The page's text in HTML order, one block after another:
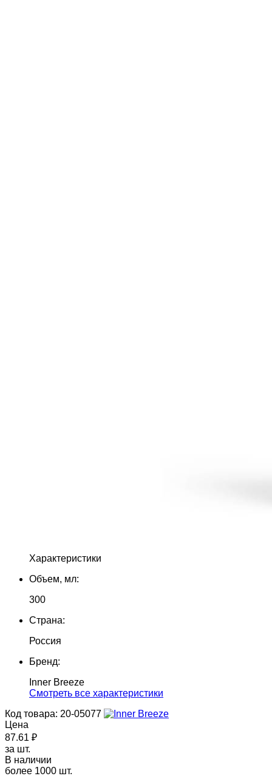
Характеристики
Объем, мл:
300
Страна:
Россия
Бренд:
Inner Breeze
Cмотреть все характеристики
Код товара: 20-05077
Цена
87.61 ₽
за шт.
В наличии
более 1000 шт.